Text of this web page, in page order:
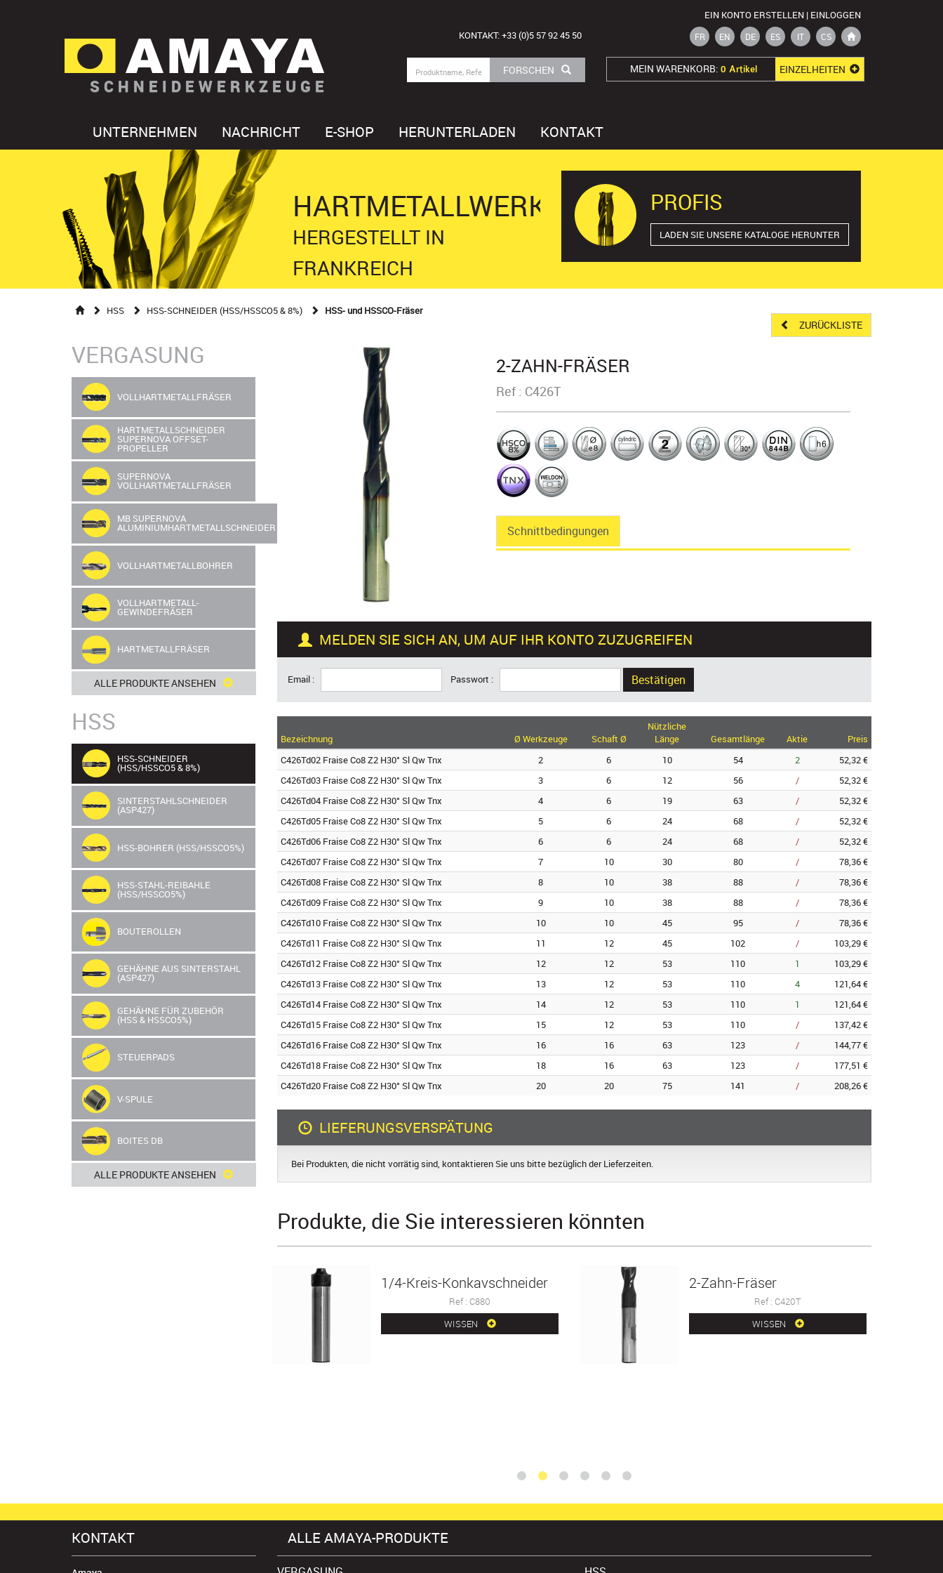
SCHNEIDEWERKZEUGE
KONTAKT: +33 (0)5 57 92 45 50
FORSCHEN
EIN KONTO ERSTELLEN | EINLOGGEN
FR EN DE ES IT CS
MEIN WARENKORB: 0 Artikel EINZELHEITEN
UNTERNEHMEN NACHRICHT E-SHOP HERUNTERLADEN KONTAKT
HARTMETALLWERKZEUGE
HERGESTELLT IN
FRANKREICH
PROFIS
LADEN SIE UNSERE KATALOGE HERUNTER
HSS HSS-SCHNEIDER (HSS/HSSCO5 & 8%) HSS- und HSSCO-Fräser
ZURÜCKLISTE
VERGASUNG
VOLLHARTMETALLFRÄSER
HARTMETALLSCHNEIDER
SUPERNOVA OFFSET-
PROPELLER
SUPERNOVA
VOLLHARTMETALLFRÄSER
MB SUPERNOVA
ALUMINIUMHARTMETALLSCHNEIDER
VOLLHARTMETALLBOHRER
VOLLHARTMETALL-
GEWINDEFRÄSER
HARTMETALLFRÄSER
ALLE PRODUKTE ANSEHEN
HSS
HSS-SCHNEIDER
(HSS/HSSCO5 & 8%)
SINTERSTAHLSCHNEIDER
(ASP427)
HSS-BOHRER (HSS/HSSCO5%)
HSS-STAHL-REIBAHLE
(HSS/HSSCO5%)
BOUTEROLLEN
GEHÄHNE AUS SINTERSTAHL
(ASP427)
GEHÄHNE FÜR ZUBEHÖR
(HSS & HSSCO5%)
STEUERPADS
V-SPULE
BOITES DB
ALLE PRODUKTE ANSEHEN
2-ZAHN-FRÄSER
Ref : C426T
Schnittbedingungen
MELDEN SIE SICH AN, UM AUF IHR KONTO ZUZUGREIFEN
Email : Passwort : Bestätigen
Bezeichnung Ø Werkzeuge Schaft Ø
Nützliche
Länge
Gesamtlänge Aktie
Preis
C426Td02 Fraise Co8 Z2 H30° Sl Qw Tnx
2 6 10 54 2
52,32 €
C426Td03 Fraise Co8 Z2 H30° Sl Qw Tnx
3 6 12 56 /
52,32 €
C426Td04 Fraise Co8 Z2 H30° Sl Qw Tnx
4 6 19 63 /
52,32 €
C426Td05 Fraise Co8 Z2 H30° Sl Qw Tnx
5 6 24 68 /
52,32 €
C426Td06 Fraise Co8 Z2 H30° Sl Qw Tnx
6 6 24 68 /
52,32 €
C426Td07 Fraise Co8 Z2 H30° Sl Qw Tnx
7 10 30 80 /
78,36 €
C426Td08 Fraise Co8 Z2 H30° Sl Qw Tnx
8 10 38 88 /
78,36 €
C426Td09 Fraise Co8 Z2 H30° Sl Qw Tnx
9 10 38 88 /
78,36 €
C426Td10 Fraise Co8 Z2 H30° Sl Qw Tnx
10 10 45 95 /
78,36 €
C426Td11 Fraise Co8 Z2 H30° Sl Qw Tnx
11 12 45 102 /
103,29 €
C426Td12 Fraise Co8 Z2 H30° Sl Qw Tnx
12 12 53 110 1
103,29 €
C426Td13 Fraise Co8 Z2 H30° Sl Qw Tnx
13 12 53 110 4
121,64 €
C426Td14 Fraise Co8 Z2 H30° Sl Qw Tnx
14 12 53 110 1
121,64 €
C426Td15 Fraise Co8 Z2 H30° Sl Qw Tnx
15 12 53 110 /
137,42 €
C426Td16 Fraise Co8 Z2 H30° Sl Qw Tnx
16 16 63 123 /
144,77 €
C426Td18 Fraise Co8 Z2 H30° Sl Qw Tnx
18 16 63 123 /
177,51 €
C426Td20 Fraise Co8 Z2 H30° Sl Qw Tnx
20 20 75 141 / 208,26 €
LIEFERUNGSVERSPÄTUNG
Bei Produkten, die nicht vorrätig sind, kontaktieren Sie uns bitte bezüglich der Lieferzeiten.
Produkte, die Sie interessieren könnten
1/4-Kreis-Konkavschneider
Ref : C880
WISSEN
2-Zahn-Fräser
Ref : C420T
WISSEN
KONTAKT ALLE AMAYA-PRODUKTE